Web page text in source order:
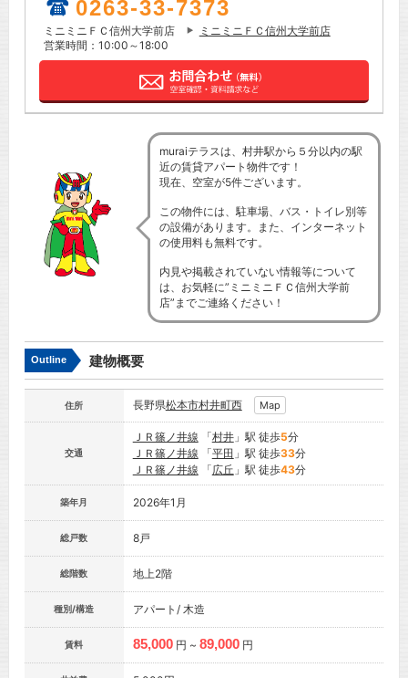
0263-33-7373
ミニミニＦＣ信州大学前店
ミニミニＦＣ信州大学前店
営業時間：10:00～18:00
muraiテラスは、村井駅から５分以内の駅
近の賃貸アパート物件です！
現在、空室が5件ございます。
この物件には、駐車場、バス・トイレ別等
の設備があります。また、インターネット
の使用料も無料です。
内見や掲載されていない情報等について
は、お気軽に”ミニミニＦＣ信州大学前
店”までご連絡ください！
Outline 建物概要
住所 長野県松本市村井町西 Map
交通
ＪＲ篠ノ井線 「村井」駅 徒歩5分
ＪＲ篠ノ井線 「平田 」駅 徒歩33分
ＪＲ篠ノ井線 「広丘 」駅 徒歩43分
築年月 2026年1月
総戸数 8戸
総階数 地上2階
種別/構造 アパート/ 木造
賃料 85,000 円 ~ 89,000 円